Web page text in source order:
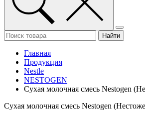
Главная
Продукция
Nestle
NESTOGEN
Сухая молочная смесь Nestogen
Сухая молочная смесь Nestogen